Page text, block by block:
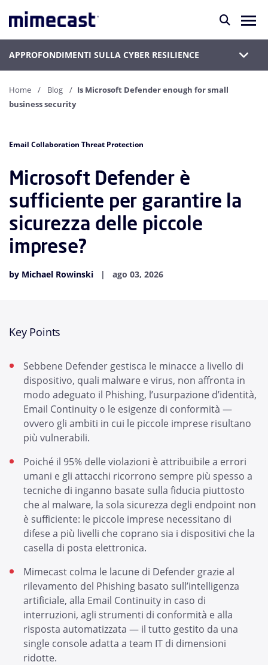
APPROFONDIMENTI SULLA CYBER RESILIENCE
Home Blog
Is Microsoft Defender enough for small
business security
Email Collaboration Threat Protection
Microsoft Defender è
sufficiente per garantire la
sicurezza delle piccole
imprese?
by Michael Rowinski ago 03, 2026
Key Points
Sebbene Defender gestisca le minacce a livello di
dispositivo, quali malware e virus, non affronta in
modo adeguato il Phishing, l’usurpazione d’identità,
Email Continuity o le esigenze di conformità —
ovvero gli ambiti in cui le piccole imprese risultano
più vulnerabili.
Poiché il 95% delle violazioni è attribuibile a errori
umani e gli attacchi ricorrono sempre più spesso a
tecniche di inganno basate sulla fiducia piuttosto
che al malware, la sola sicurezza degli endpoint non
è sufficiente: le piccole imprese necessitano di
difese a più livelli che coprano sia i dispositivi che la
casella di posta elettronica.
Mimecast colma le lacune di Defender grazie al
rilevamento del Phishing basato sull’intelligenza
artificiale, alla Email Continuity in caso di
interruzioni, agli strumenti di conformità e alla
risposta automatizzata — il tutto gestito da una
single console adatta a team IT di dimensioni
ridotte.